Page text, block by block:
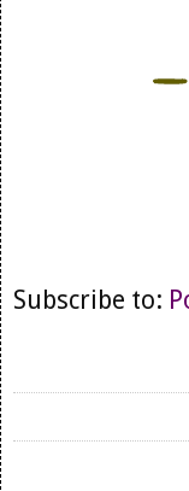
Subscribe to: